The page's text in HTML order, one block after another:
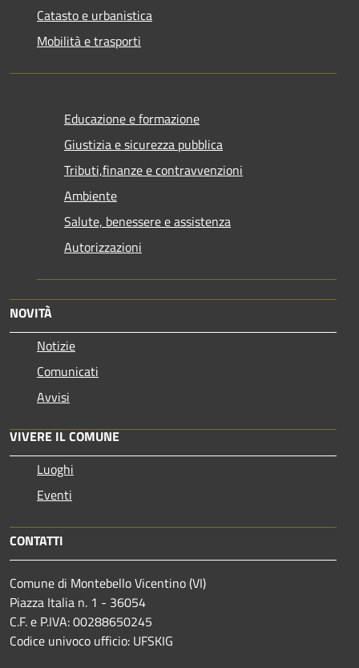
Catasto e urbanistica
Mobilità e trasporti
Educazione e formazione
Giustizia e sicurezza pubblica
Tributi,finanze e contravvenzioni
Ambiente
Salute, benessere e assistenza
Autorizzazioni
NOVITÀ
Notizie
Comunicati
Avvisi
VIVERE IL COMUNE
Luoghi
Eventi
CONTATTI
Comune di Montebello Vicentino (VI)
Piazza Italia n. 1 - 36054
C.F. e P.IVA: 00288650245
Codice univoco ufficio: UFSKIG